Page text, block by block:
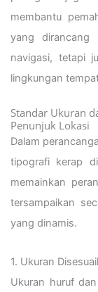
membantu
yang dirancang
navigasi, tetapi
lingkungan
Standar Ukuran
Penunjuk Lokasi
Dalam
tipografi kerap
memainkan
tersampaikan
yang dinamis.
1. Ukuran
Ukuran huruf